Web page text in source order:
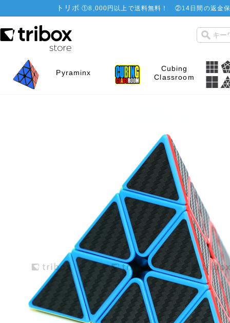
トリボ ①8,000円以上で送料無料！ ②14日間の返金
Pyraminx
Cubing
Classroom